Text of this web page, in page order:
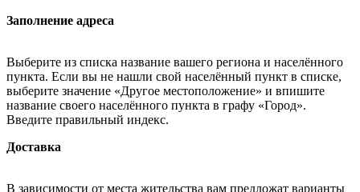
Заполнение адреса
Выберите из списка название вашего региона и населённого
пункта. Если вы не нашли свой населённый пункт в списке,
выберите значение «Другое местоположение» и впишите
название своего населённого пункта в графу «Город».
Введите правильный индекс.
Доставка
В зависимости от места жительства вам предложат варианты